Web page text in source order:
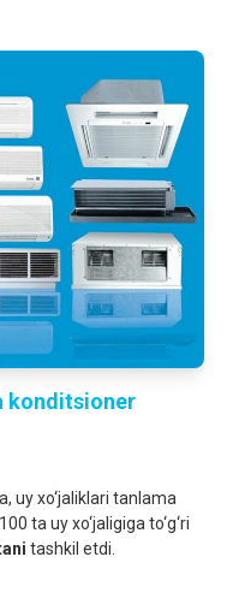
konditsioner
uy xo‘jaliklari tanlama
ta uy xo‘jaligiga to‘g‘ri
tashkil etdi.